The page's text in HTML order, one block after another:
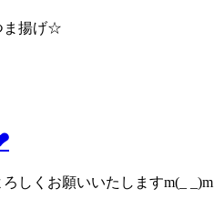
ま揚げ☆
しくお願いいたしますm(_ _)m